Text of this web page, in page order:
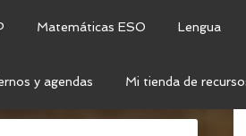
Matemáticas ESO Lengua
y agendas Mi tienda de